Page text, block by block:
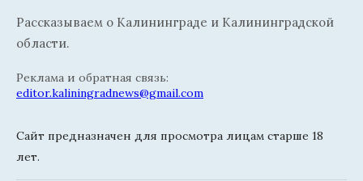
Рассказываем о Калининграде и Калининградской
области.
Реклама и обратная связь:
editor.kaliningradnews@gmail.com
Сайт предназначен для просмотра лицам старше 18
лет.